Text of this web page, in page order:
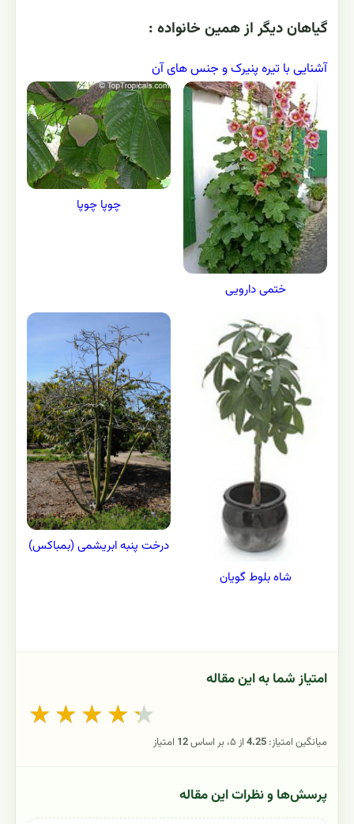
گياهان ديگر از همين خانواده :
آشنایی با تیره پنیرک و جنس های آن
ختمی دارویی
چوپا چوپا
شاه بلوط گویان
درخت پنبه ابریشمی (بمباکس)
امتیاز شما به این مقاله
★ ★ ★ ★ ★
میانگین امتیاز: 4.25از ۵، بر اساس 12 امتیاز
پرسش‌ها و نظرات این مقاله